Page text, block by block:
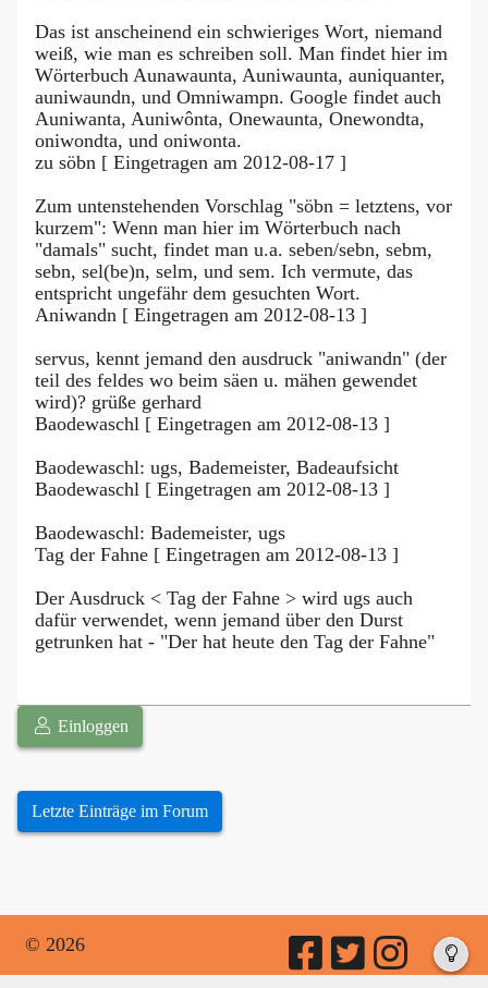
Das ist anscheinend ein schwieriges Wort, niemand
weiß, wie man es schreiben soll. Man findet hier im
Wörterbuch Aunawaunta, Auniwaunta, auniquanter,
auniwaundn, und Omniwampn. Google findet auch
Auniwanta, Auniwônta, Onewaunta, Onewondta,
oniwondta, und oniwonta.
zu söbn [ Eingetragen am 2012-08-17 ]
Zum untenstehenden Vorschlag "söbn = letztens, vor
kurzem": Wenn man hier im Wörterbuch nach
"damals" sucht, findet man u.a. seben/sebn, sebm,
sebn, sel(be)n, selm, und sem. Ich vermute, das
entspricht ungefähr dem gesuchten Wort.
Aniwandn [ Eingetragen am 2012-08-13 ]
servus, kennt jemand den ausdruck "aniwandn" (der
teil des feldes wo beim säen u. mähen gewendet
wird)? grüße gerhard
Baodewaschl [ Eingetragen am 2012-08-13 ]
Baodewaschl: ugs, Bademeister, Badeaufsicht
Baodewaschl [ Eingetragen am 2012-08-13 ]
Baodewaschl: Bademeister, ugs
Tag der Fahne [ Eingetragen am 2012-08-13 ]
Der Ausdruck < Tag der Fahne > wird ugs auch
dafür verwendet, wenn jemand über den Durst
getrunken hat - "Der hat heute den Tag der Fahne"
Einloggen
Letzte Einträge im Forum
© 2026